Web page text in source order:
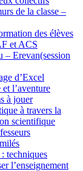
de la classe –
des élèves
et ACS
Erevan(session
d’Excel
l’aventure
à jouer
à travers la
scientifique
techniques
l’enseignement